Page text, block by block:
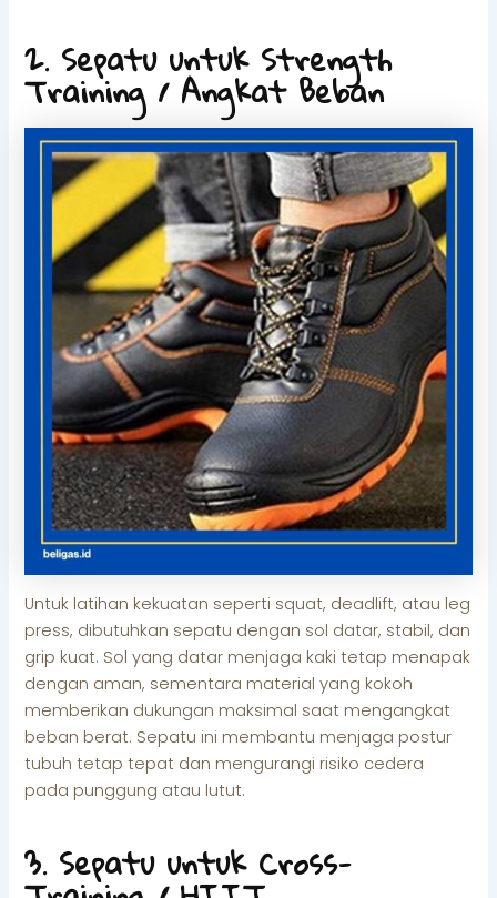
2. Sepatu untuk Strength
Training / Angkat Beban
Untuk latihan kekuatan seperti squat, deadlift, atau leg
press, dibutuhkan sepatu dengan sol datar, stabil, dan
grip kuat. Sol yang datar menjaga kaki tetap menapak
dengan aman, sementara material yang kokoh
memberikan dukungan maksimal saat mengangkat
beban berat. Sepatu ini membantu menjaga postur
tubuh tetap tepat dan mengurangi risiko cedera
pada punggung atau lutut.
3. Sepatu untuk Cross-